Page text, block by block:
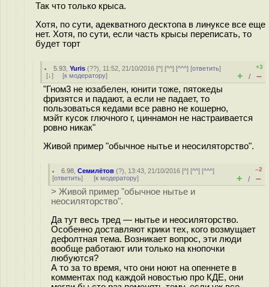
Так что только крыса.
Хотя, по сути, адекватного десктопа в линуксе все еще
нет. Хотя, по сути, если часть крысы переписать, то
будет торт
5.93 ,Yuris (??), 11:52, 21/10/2016 [^] [^^] [^^^] [ответить]
[↓] [к модератору]
+3
+ / –
"Гном3 не юзабелен, юнити тоже, пятокеды
фризятся и падают, а если не падает, то
пользоваться кедами все равно не кошерно,
мэйт кусок глючного г, циннамон не настраивается
ровно никак"
Живой пример "обычное нытье и неосиляторство".
6.98 ,Семилётов (?), 13:43, 21/10/2016 [^] [^^] [^^^]
[ответить] [к модератору]
–2
+ / –
> Живой пример "обычное нытье и
неосиляторство".
Да тут весь тред — нытье и неосиляторство.
Особенно доставляют крики тех, кого возмущает
дефолтная тема. Возникает вопрос, эти люди
вообще работают или только на кнопочки
любуются?
А то за то время, что они ноют на опеннете в
комментах под каждой новостью про КДЕ, они